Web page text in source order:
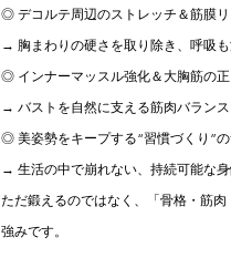
◎ デコルテ周辺のストレッチ＆筋膜
→ 胸まわりの硬さを取り除き、呼吸も
◎ インナーマッスル強化＆大胸筋の
→ バストを自然に支える筋肉バランス
◎ 美姿勢をキープする“習慣づくり”の
→ 生活の中で崩れない、持続可能な身
ただ鍛えるのではなく、「骨格・筋
強みです。